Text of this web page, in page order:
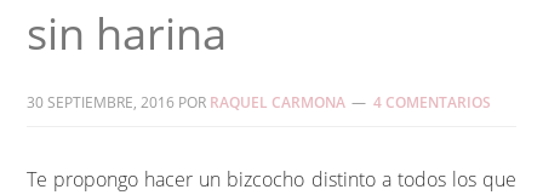
sin harina
30 SEPTIEMBRE, 2016 POR RAQUEL CARMONA 4 COMENTARIOS
Te propongo hacer un bizcocho distinto a todos los que